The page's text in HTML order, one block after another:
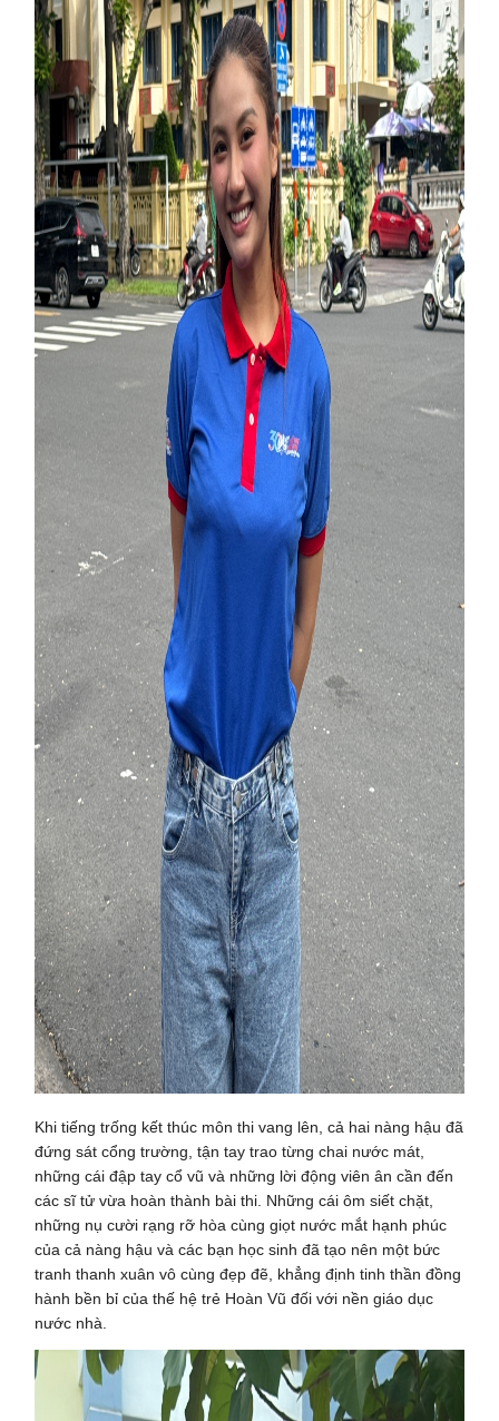
Khi tiếng trống kết thúc môn thi vang lên, cả hai nàng hậu đã
đứng sát cổng trường, tận tay trao từng chai nước mát,
những cái đập tay cổ vũ và những lời động viên ân cần đến
các sĩ tử vừa hoàn thành bài thi. Những cái ôm siết chặt,
những nụ cười rạng rỡ hòa cùng giọt nước mắt hạnh phúc
của cả nàng hậu và các bạn học sinh đã tạo nên một bức
tranh thanh xuân vô cùng đẹp đẽ, khẳng định tinh thần đồng
hành bền bỉ của thế hệ trẻ Hoàn Vũ đối với nền giáo dục
nước nhà.